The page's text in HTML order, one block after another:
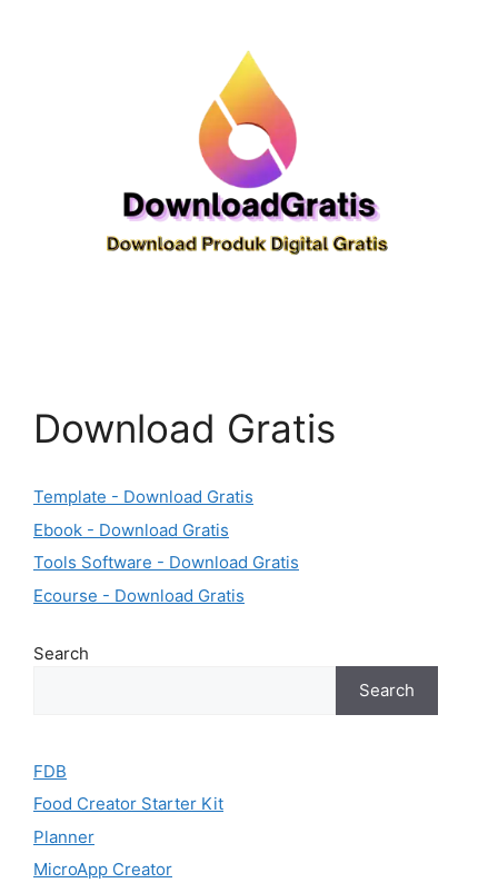
Download Gratis
Template - Download Gratis
Ebook - Download Gratis
Tools Software - Download Gratis
Ecourse - Download Gratis
Search
Search
FDB
Food Creator Starter Kit
Planner
MicroApp Creator